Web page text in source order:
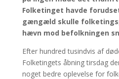
Folketinget havde
gængæld skulle
hævn mod befolkningen
Efter hundred tusindvis af
Folketingets åbning tirsdag
noget bedre oplevelse for